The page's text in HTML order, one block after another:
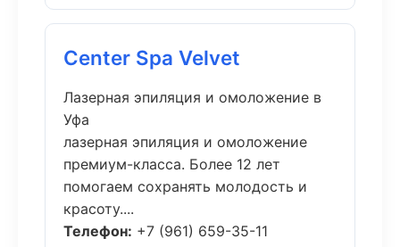
Center Spa Velvet
Лазерная эпиляция и омоложение в
Уфа
лазерная эпиляция и омоложение
премиум-класса. Более 12 лет
помогаем сохранять молодость и
красоту....
Телефон: +7 (961) 659-35-11